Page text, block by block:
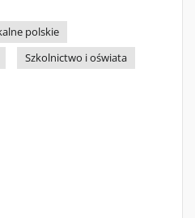
polskie
Szkolnictwo i oświata